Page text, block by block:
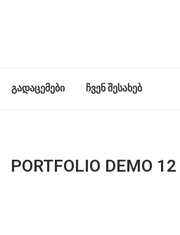
გადაცემები ჩვენ შესახებ
PORTFOLIO DEMO 12